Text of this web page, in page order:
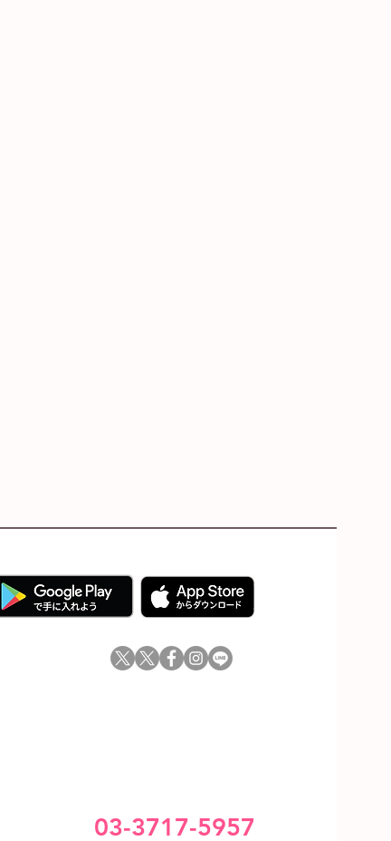
03-3717-5957